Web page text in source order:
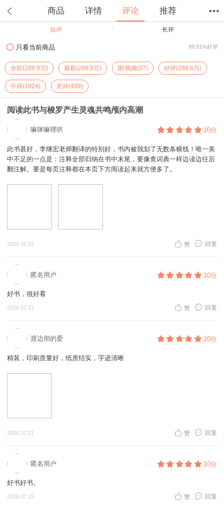
商品 详情 评论 推荐
短评 长评
只看当前商品 99.91%好评
全部(288.9万) 最新(288.9万) 图/视频(37) 好评(288.6万)
中评(1924) 差评(489)
阅读此书与梭罗产生灵魂共鸣颅内高潮
嘛咪嘛哩哄 10分
此书甚好，李继宏老师翻译的特别好，书内被我划了无数条横线！唯一美
中不足的一点是：注释全部归纳在书中末尾，要像查词典一样边读边往后
翻注解。要是每页注释都在本页下方阅读起来就方便多了。
2026.08.03 回复
赞
匿名用户 10分
好书，很好看
2026.07.31 回复
赞
渡边彻的爱 10分
精装，印刷质量好，纸质结实，字迹清晰
2026.07.21 回复
赞
匿名用户 10分
好书好书。
2026.07.15 回复
赞